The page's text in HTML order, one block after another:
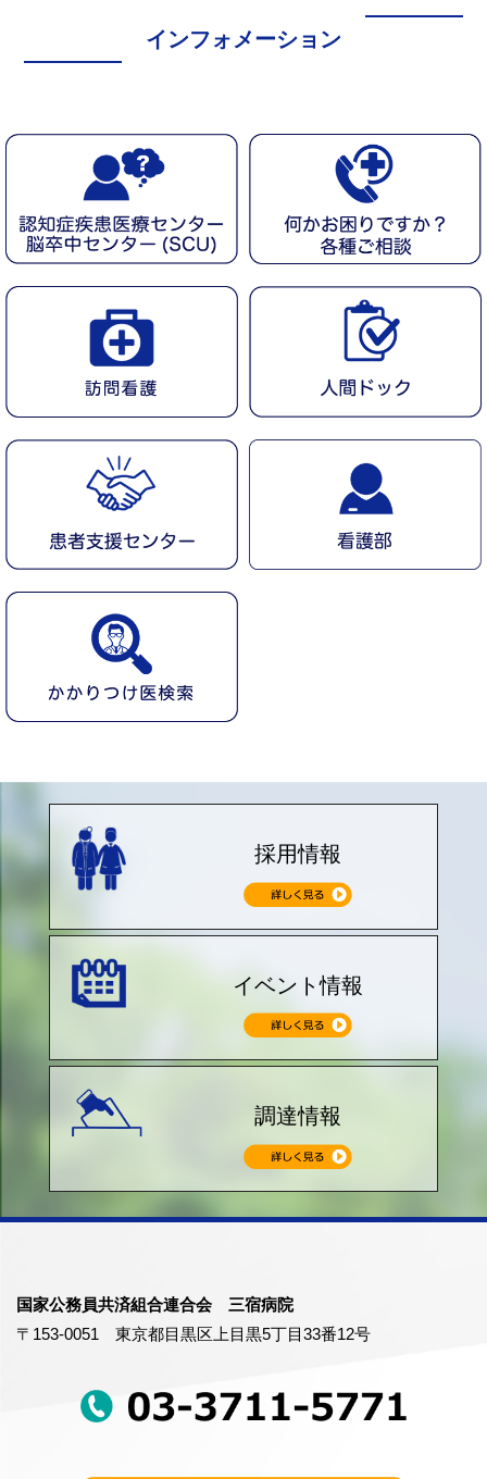
インフォメーション
採用情報
イベント情報
調達情報
国家公務員共済組合連合会 三宿病院
〒153-0051 東京都目黒区上目黒5丁目33番12号